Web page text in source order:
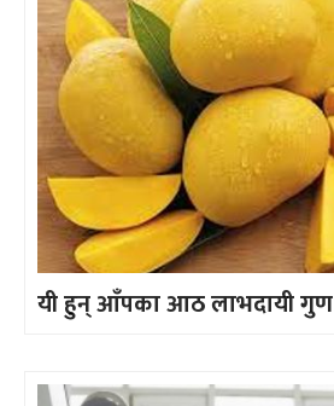
यी हुन् आँपका आठ लाभदायी गुण